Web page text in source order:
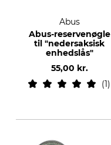
Abus
Abus-reservenøgle
til "nedersaksisk
enhedslås"
55,00 kr.
1